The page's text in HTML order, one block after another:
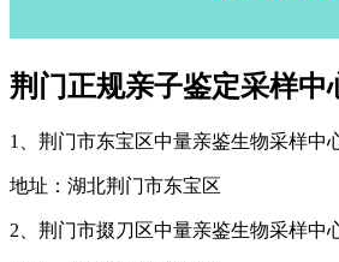
荆门正规亲子鉴定采样中
1、荆门市东宝区中量亲鉴生物采样中
地址：湖北荆门市东宝区
2、荆门市掇刀区中量亲鉴生物采样中